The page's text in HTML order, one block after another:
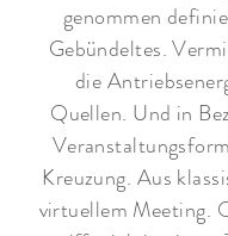
genommen
Gebündeltes.
die
Quellen. Und in
Kreuzung. Aus
virtuellem Meeting.